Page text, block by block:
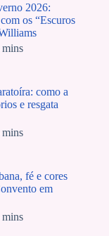
2026:
os “Escuros
mins
como a
e resgata
mins
fé e cores
em
mins